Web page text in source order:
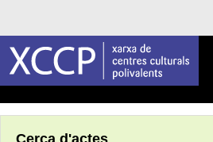
Cerca d'actes